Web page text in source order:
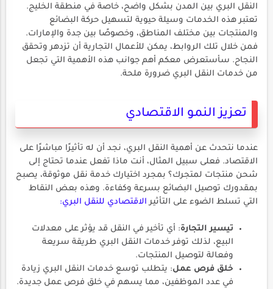
النقل البري بين المدن بشكل واضح، خاصة في منطقة الخليج.
تعتبر هذه الخدمات وسيلة حيوية لتسهيل حركة البضائع
والمنتجات بين مختلف المناطق، وخصوصًا بين جدة والإمارات.
فمن خلال تلك الروابط، يمكن للأعمال التجارية أن تزدهر وتحقق
النجاح. سأستعرض معكم أهم جوانب هذه الأهمية التي تجعل
من خدمات النقل البري ضرورة ملحة.
تعزيز النمو الاقتصادي
عندما نتحدث عن أهمية النقل البري، نجد أن له تأثيرًا مباشرًا على
الاقتصاد. فعلى سبيل المثال، أنت ماذا تفعل عندما تحتاج إلى
شحن منتجات لمتجرك؟ بمجرد اختيارك خدمة نقل موثوقة، يصبح
بمقدورك توصيل البضائع بسرعة وكفاءة. وهذه بعض النقاط
التي تسلط الضوء على التأثير الاقتصادي للنقل البري:
تيسير التجارة: أي تأخير في النقل قد يؤثر على معدلات
البيع، لذلك توفر خدمات النقل البري طريقة سريعة
وفعالة لتوصيل المنتجات.
خلق فرص عمل: يتطلب توسع خدمات النقل البري زيادة
في عدد الموظفين، مما يسهم في خلق فرص عمل جديدة.